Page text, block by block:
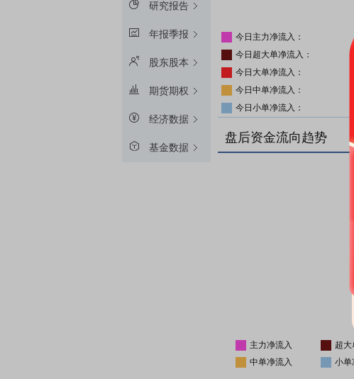
研究报告
年报季报
股东股本
期货期权
经济数据
基金数据
今日主力净流入：
今日超大单净流入：
今日大单净流入：
今日中单净流入：
今日小单净流入：
盘后资金流向趋势
主力净流入 超大
中单净流入
小单